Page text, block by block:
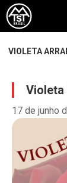
VIOLETA
Violeta
17 de junho